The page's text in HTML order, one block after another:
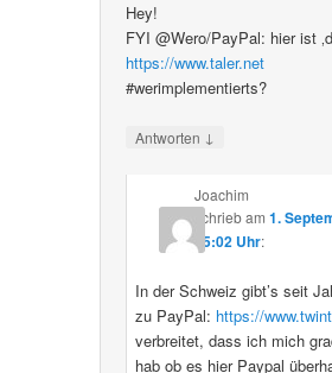
Hey!
FYI @Wero/PayPal: hier ist
https://www.taler.net
#werimplementierts?
Antworten ↓
Joachim
schriebam 1.
15:02 Uhr:
In der Schweiz gibt’s seit
zu PayPal: https://
verbreitet, dass ich mich
hab ob es hier Paypal